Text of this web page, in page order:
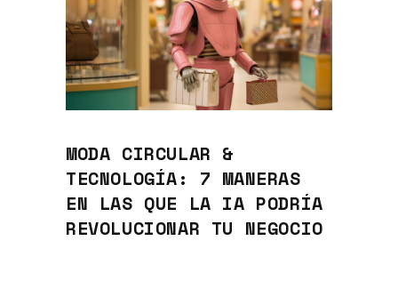
MODA CIRCULAR &
TECNOLOGÍA: 7 MANERAS
EN LAS QUE LA IA PODRÍA
REVOLUCIONAR TU NEGOCIO